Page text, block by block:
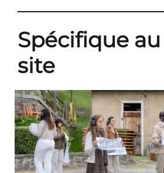
Spécifique au
site